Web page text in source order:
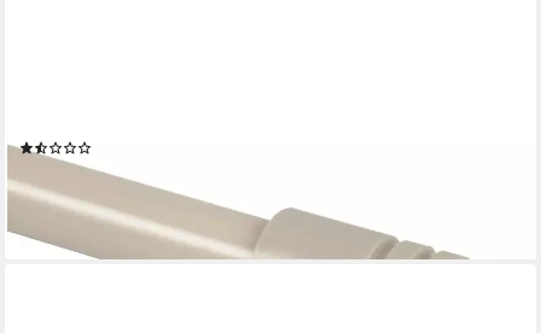
11,19 €
lieferbar - in 3-4 Werktagen bei dir